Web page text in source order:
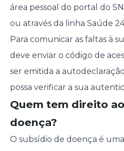
área pessoal do portal do
ou através da linha Saúde
Para comunicar as faltas à
deve enviar o código de
ser emitida a
possa verificar a sua
Quem tem direito
doença?
O subsídio de doença é